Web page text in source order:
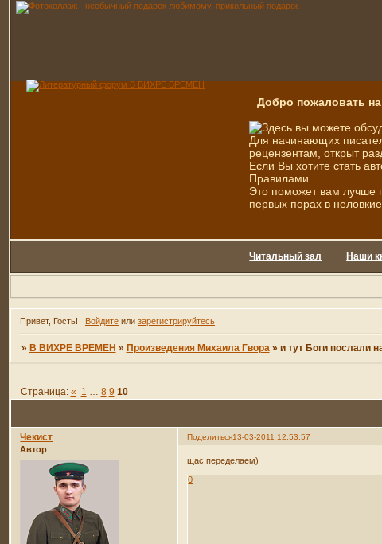
Добро пожаловать
Здесь вы можете
Для начинающих
рецензентам, открыт
Если Вы хотите стать
Правилами.
Это поможет вам лучше
первых порах в неловкие
Читальный зал Наши
Привет, Гость! Войдитеили зарегистрируйтесь.
» В ВИХРЕ ВРЕМЕН » Произведения Михаила Гвора » и тут Боги послали
Страница: « 1 … 8 9 10
Поделиться13-03-2011 12:53:57
Чекист
Автор
щас переделаем)
0